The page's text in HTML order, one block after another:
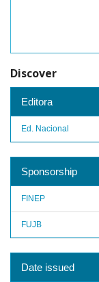
Discover
Editora
Ed. Nacional
Sponsorship
FINEP
FUJB
Date issued